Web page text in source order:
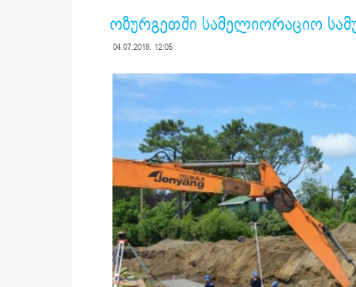
ოზურგეთში სამელიორაციო
04.07.2018. 12:05